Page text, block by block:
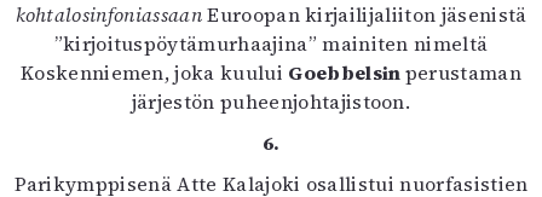
kohtalosinfoniassaanEuroopan kirjailijaliiton jäsenistä
”kirjoituspöytämurhaajina” mainiten nimeltä
Koskenniemen, joka kuului Goebbelsinperustaman
järjestön puheenjohtajistoon.
6.
Parikymppisenä Atte Kalajoki osallistui nuorfasistien